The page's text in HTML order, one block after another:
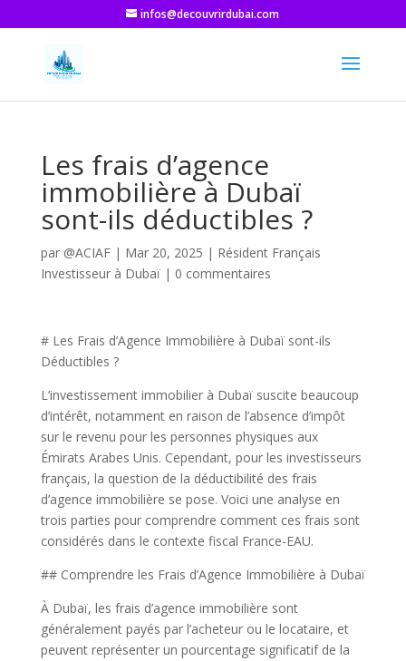
infos@decouvrirdubai.com
Les frais d’agence
immobilière à Dubaï
sont-ils déductibles ?
par @ACIAF| Mar 20, 2025 | Résident Français
Investisseur à Dubaï| 0 commentaires
# Les Frais d’Agence Immobilière à Dubaï sont-ils
Déductibles ?
L’investissement immobilier à Dubaï suscite beaucoup
d’intérêt, notamment en raison de l’absence d’impôt
sur le revenu pour les personnes physiques aux
Émirats Arabes Unis. Cependant, pour les investisseurs
français, la question de la déductibilité des frais
d’agence immobilière se pose. Voici une analyse en
trois parties pour comprendre comment ces frais sont
considérés dans le contexte fiscal France-EAU.
## Comprendre les Frais d’Agence Immobilière à Dubaï
À Dubaï, les frais d’agence immobilière sont
généralement payés par l’acheteur ou le locataire, et
peuvent représenter un pourcentage significatif de la